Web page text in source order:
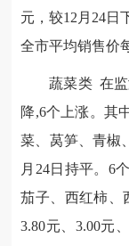
元，较12月24日
全市平均销售价
蔬菜类 在监
降,6个上涨。其
菜、莴笋、青椒
月24日持平。6
茄子、西红柿、
3.80元、3.00元